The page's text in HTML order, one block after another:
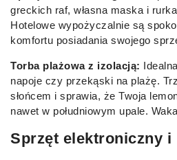
greckich raf, własna maska i
Hotelowe wypożyczalnie są
komfortu posiadania swojego
Torba plażowa z izolacją:
napoje czy przekąski na plażę.
słońcem i sprawia, że Twoja
nawet w południowym upale.
Sprzęt elektroniczny i